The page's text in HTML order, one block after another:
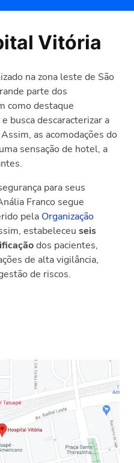
Vitória
na zona leste de São
parte dos
como destaque
e busca descaracterizar a
as acomodações do
sensação de hotel, a
para seus
Franco segue
pela Organização
estabeleceu seis
dos pacientes,
de alta vigilância,
de riscos.